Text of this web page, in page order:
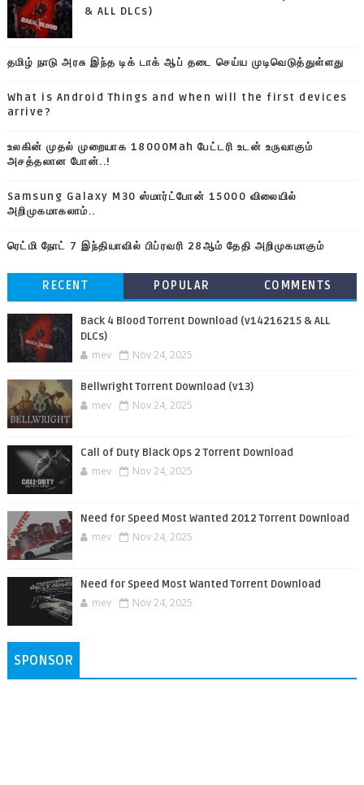
& ALL DLCs)
தமிழ் நாடு அரசு இந்த டிக் டாக் ஆப் தடை செய்ய முடிவெடுத்துள்ளது
What is Android Things and when will the first devices
arrive?
உலகின் முதல் முறையாக 18000Mah பேட்டரி உடன் உருவாகும்
அசத்தலான போன்..!
Samsung Galaxy M30 ஸ்மார்ட்போன் 15000 விலையில்
அறிமுகமாகலாம்..
ரெட்மி நோட் 7 இந்தியாவில் பிப்ரவரி 28ஆம் தேதி அறிமுகமாகும்
RECENT POPULAR COMMENTS
Back 4 Blood Torrent Download (v14216215 & ALL
DLCs)
mev Nov 24, 2025
Bellwright Torrent Download (v13)
mev Nov 24, 2025
Call of Duty Black Ops 2 Torrent Download
mev Nov 24, 2025
Need for Speed Most Wanted 2012 Torrent Download
mev Nov 24, 2025
Need for Speed Most Wanted Torrent Download
mev Nov 24, 2025
SPONSOR